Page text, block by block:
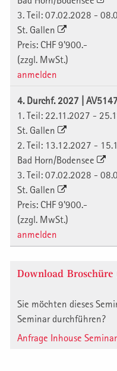
3. Teil: 07.02.2028 -
St. Gallen
Preis: CHF 9'900.-
(zzgl. MwSt.)
anmelden
4. Durchf. 2027 | AV5147
1. Teil: 22.11.2027 -
St. Gallen
2. Teil: 13.12.2027 -
Bad Horn/Bodensee
3. Teil: 07.02.2028 -
St. Gallen
Preis: CHF 9'900.-
(zzgl. MwSt.)
anmelden
Download Broschüre
Sie möchten dieses
Seminar durchführen?
Anfrage Inhouse Seminar